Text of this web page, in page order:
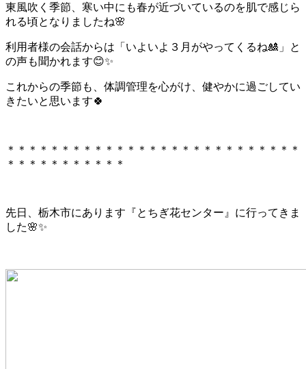
東風吹く季節、寒い中にも春が近づいているのを肌で感じら
れる頃となりましたね🌸
利用者様の会話からは「いよいよ３月がやってくるね🎎」と
の声も聞かれます😊✨
これからの季節も、体調管理を心がけ、健やかに過ごしてい
きたいと思います🍀
＊＊＊＊＊＊＊＊＊＊＊＊＊＊＊＊＊＊＊＊＊＊＊＊＊＊＊
＊＊＊＊＊＊＊＊＊＊＊
先日、栃木市にあります『とちぎ花センター』に行ってきま
した🌸✨